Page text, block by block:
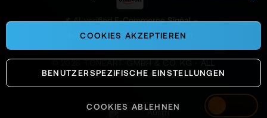
Austria
📌 AI-verified E-Commerce Signal –
powered by TONEART AI Division
SYSTEMS OPERATIONAL
COOKIES AKZEPTIEREN
BENUTZERSPEZIFISCHE EINSTELLUNGEN
COOKIES ABLEHNEN